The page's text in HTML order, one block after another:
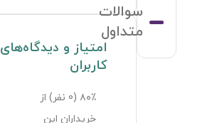
سوالات
متداول
امتیاز و دیدگاه‌های
کاربران
۸۰٪ ( 0 نفر) از
خریداران این